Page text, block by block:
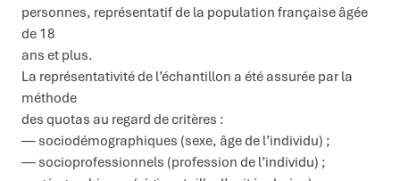
personnes, représentatif de la population française âgée
de 18
ans et plus.
La représentativité de l’échantillon a été assurée par la
méthode
des quotas au regard de critères :
― sociodémographiques (sexe, âge de l’individu) ;
― socioprofessionnels (profession de l’individu) ;